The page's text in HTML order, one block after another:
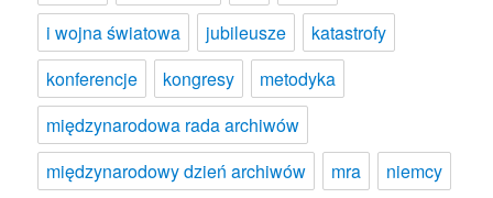
i wojna światowa
jubileusze
katastrofy
konferencje
kongresy
metodyka
międzynarodowa rada archiwów
międzynarodowy dzień archiwów
mra niemcy